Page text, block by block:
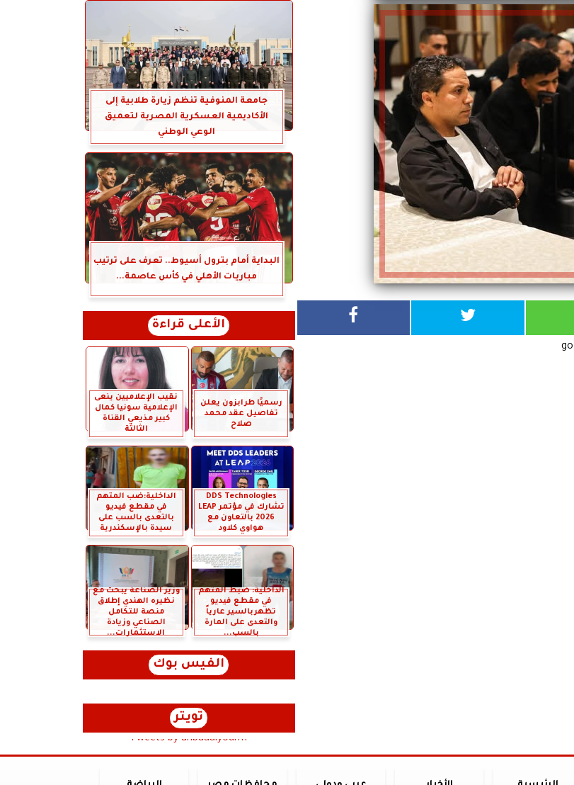
جامعة المنوفية تنظم زيارة طلابية إلى
الأكاديمية العسكرية المصرية لتعميق
الوعي الوطني
البداية أمام بترول أسيوط.. تعرف على ترتيب
مباريات الأهلي في كأس عاصمة...
الأعلى قراءة
رسميًا طرابزون يعلن
تفاصيل عقد محمد
صلاح
نقيب الإعلاميين ينعى
الإعلامية سونيا كمال
كبير مذيعي القناة
الثالثة
DDS Technologies
تشارك في مؤتمر LEAP
2026 بالتعاون مع
هواوي كلاود
الداخلية:ضب المتهم
في مقطع فيديو
بالتعدى بالسب على
سيدة بالإسكندرية
الداخلية: ضبط المتهم
في مقطع فيديو
تظهربالسير عارياً
والتعدى على المارة
بالسب...
وزير الصناعة يبحث مع
نظيره الهندي إطلاق
منصة للتكامل
الصناعي وزيادة
الاستثمارات...
الفيس بوك
تويتر
Tweets by anbaaalyoum1